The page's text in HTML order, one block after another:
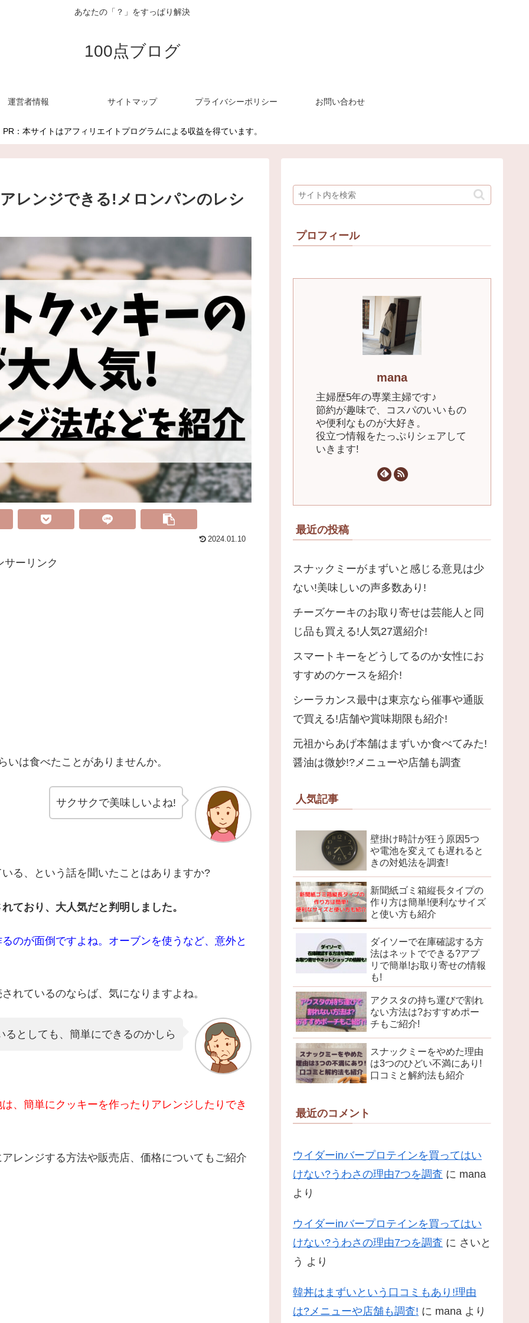
あなたの「？」をすっぱり解決
100点ブログ
運営者情報 サイトマップ プライバシーポリシー お問い合わせ
PR：本サイトはアフィリエイトプログラムによる収益を得ています。
レンジできる!メロンパンのレシ
2024.01.10
サーリンク
は食べたことがありませんか。
サクサクで美味しいよね!
る、という話を聞いたことはありますか?
ており、大人気だと判明しました。
のが面倒ですよね。オーブンを使うなど、意外と
れているのならば、気になりますよね。
るとしても、簡単にできるのかしら
、簡単にクッキーを作ったりアレンジしたりでき
レンジする方法や販売店、価格についてもご紹介
プロフィール
mana
主婦歴5年の専業主婦です♪
節約が趣味で、コスパのいいもの
や便利なものが大好き。
役立つ情報をたっぷりシェアして
いきます!
最近の投稿
スナックミーがまずいと感じる意見は少
ない!美味しいの声多数あり!
チーズケーキのお取り寄せは芸能人と同
じ品も買える!人気27選紹介!
スマートキーをどうしてるのか女性にお
すすめのケースを紹介!
シーラカンス最中は東京なら催事や通販
で買える!店舗や賞味期限も紹介!
元祖からあげ本舗はまずいか食べてみた!
醤油は微妙!?メニューや店舗も調査
人気記事
壁掛け時計が狂う原因5つ
や電池を変えても遅れると
きの対処法を調査!
新聞紙ゴミ箱縦長タイプの
作り方は簡単!便利なサイズ
と使い方も紹介
ダイソーで在庫確認する方
法はネットでできる?アプ
リで簡単!お取り寄せの情報
も!
アクスタの持ち運びで割れ
ない方法は?おすすめポー
チもご紹介!
スナックミーをやめた理由
は3つのひどい不満にあり!
口コミと解約法も紹介
最近のコメント
ウイダーinバープロテインを買ってはい
けない?うわさの理由7つを調査 に mana
より
ウイダーinバープロテインを買ってはい
けない?うわさの理由7つを調査 に さいと
う より
韓丼はまずいという口コミもあり!理由
は?メニューや店舗も調査! に mana より